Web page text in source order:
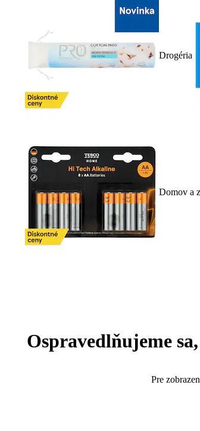
Drogéria
Domov a
Ospravedlňujeme
Pre